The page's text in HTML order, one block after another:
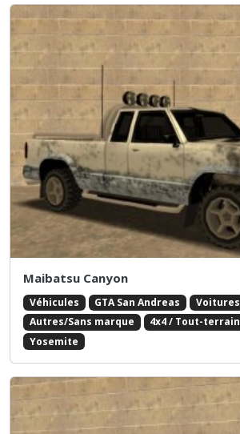
Maibatsu Canyon
Véhicules GTA San Andreas
Voitures
Autres/Sans marque
4x4 / Tout-terrain
Yosemite